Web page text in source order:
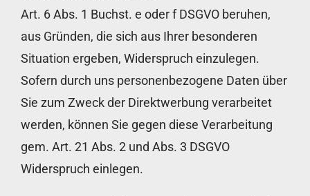
Art. 6 Abs. 1 Buchst. e oder f DSGVO beruhen,
aus Gründen, die sich aus Ihrer besonderen
Situation ergeben, Widerspruch einzulegen.
Sofern durch uns personenbezogene Daten über
Sie zum Zweck der Direktwerbung verarbeitet
werden, können Sie gegen diese Verarbeitung
gem. Art. 21 Abs. 2 und Abs. 3 DSGVO
Widerspruch einlegen.